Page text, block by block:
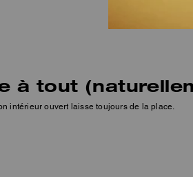
à tout
intérieur ouvert laisse toujours de la place.